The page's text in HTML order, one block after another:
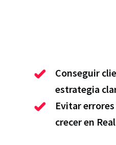
Conseguir
estrategia
Evitar
crecer en